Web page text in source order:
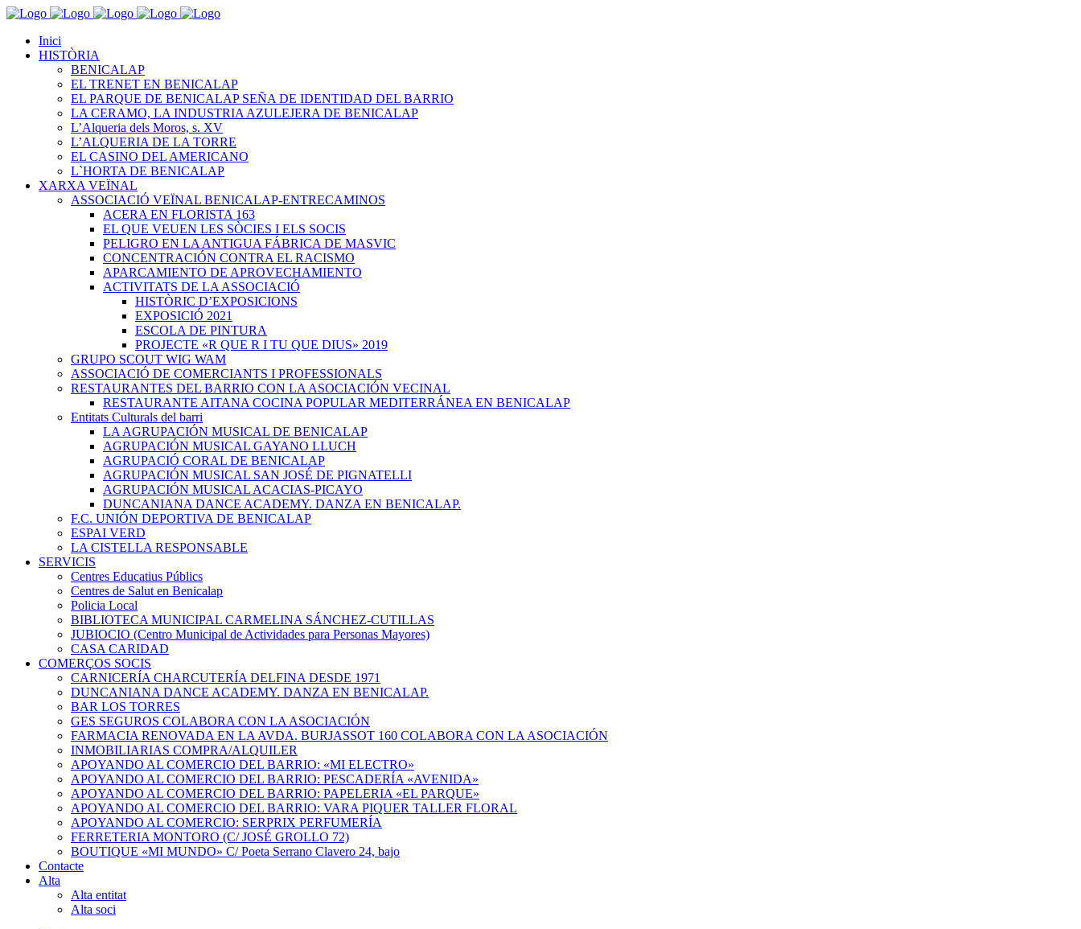
Inici
HISTÒRIA
BENICALAP
EL TRENET EN BENICALAP
EL PARQUE DE BENICALAP SEÑA DE IDENTIDAD DEL BARRIO
LA CERAMO, LA INDUSTRIA AZULEJERA DE BENICALAP
L’Alqueria dels Moros, s. XV
L’ALQUERIA DE LA TORRE
EL CASINO DEL AMERICANO
L`HORTA DE BENICALAP
XARXA VEÏNAL
ASSOCIACIÓ VEÏNAL BENICALAP-ENTRECAMINOS
ACERA EN FLORISTA 163
EL QUE VEUEN LES SÒCIES I ELS SOCIS
PELIGRO EN LA ANTIGUA FÁBRICA DE MASVIC
CONCENTRACIÓN CONTRA EL RACISMO
APARCAMIENTO DE APROVECHAMIENTO
ACTIVITATS DE LA ASSOCIACIÓ
HISTÒRIC D’EXPOSICIONS
EXPOSICIÓ 2021
ESCOLA DE PINTURA
PROJECTE «R QUE R I TU QUE DIUS» 2019
GRUPO SCOUT WIG WAM
ASSOCIACIÓ DE COMERCIANTS I PROFESSIONALS
RESTAURANTES DEL BARRIO CON LA ASOCIACIÓN VECINAL
RESTAURANTE AITANA COCINA POPULAR MEDITERRÁNEA EN BENICALAP
Entitats Culturals del barri
LA AGRUPACIÓN MUSICAL DE BENICALAP
AGRUPACIÓN MUSICAL GAYANO LLUCH
AGRUPACIÓ CORAL DE BENICALAP
AGRUPACIÓN MUSICAL SAN JOSÉ DE PIGNATELLI
AGRUPACIÓN MUSICAL ACACIAS-PICAYO
DUNCANIANA DANCE ACADEMY. DANZA EN BENICALAP.
F.C. UNIÓN DEPORTIVA DE BENICALAP
ESPAI VERD
LA CISTELLA RESPONSABLE
SERVICIS
Centres Educatius Públics
Centres de Salut en Benicalap
Policia Local
BIBLIOTECA MUNICIPAL CARMELINA SÁNCHEZ-CUTILLAS
JUBIOCIO (Centro Municipal de Actividades para Personas Mayores)
CASA CARIDAD
COMERÇOS SOCIS
CARNICERÍA CHARCUTERÍA DELFINA DESDE 1971
DUNCANIANA DANCE ACADEMY. DANZA EN BENICALAP.
BAR LOS TORRES
GES SEGUROS COLABORA CON LA ASOCIACIÓN
FARMACIA RENOVADA EN LA AVDA. BURJASSOT 160 COLABORA CON LA ASOCIACIÓN
INMOBILIARIAS COMPRA/ALQUILER
APOYANDO AL COMERCIO DEL BARRIO: «MI ELECTRO»
APOYANDO AL COMERCIO DEL BARRIO: PESCADERÍA «AVENIDA»
APOYANDO AL COMERCIO DEL BARRIO: PAPELERIA «EL PARQUE»
APOYANDO AL COMERCIO DEL BARRIO: VARA PIQUER TALLER FLORAL
APOYANDO AL COMERCIO: SERPRIX PERFUMERÍA
FERRETERIA MONTORO (C/ JOSÉ GROLLO 72)
BOUTIQUE «MI MUNDO» C/ Poeta Serrano Clavero 24, bajo
Contacte
Alta
Alta entitat
Alta soci